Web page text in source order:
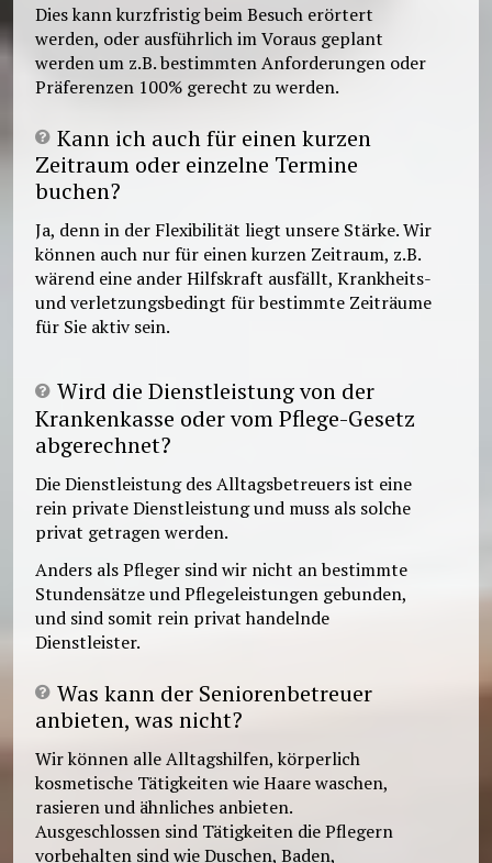
Dies kann kurzfristig beim Besuch erörtert
werden, oder ausführlich im Voraus geplant
werden um z.B. bestimmten Anforderungen oder
Präferenzen 100% gerecht zu werden.
Kann ich auch für einen kurzen
Zeitraum oder einzelne Termine
buchen?
Ja, denn in der Flexibilität liegt unsere Stärke. Wir
können auch nur für einen kurzen Zeitraum, z.B.
wärend eine ander Hilfskraft ausfällt, Krankheits-
und verletzungsbedingt für bestimmte Zeiträume
für Sie aktiv sein.
Wird die Dienstleistung von der
Krankenkasse oder vom Pflege-Gesetz
abgerechnet?
Die Dienstleistung des Alltagsbetreuers ist eine
rein private Dienstleistung und muss als solche
privat getragen werden.
Anders als Pfleger sind wir nicht an bestimmte
Stundensätze und Pflegeleistungen gebunden,
und sind somit rein privat handelnde
Dienstleister.
Was kann der Seniorenbetreuer
anbieten, was nicht?
Wir können alle Alltagshilfen, körperlich
kosmetische Tätigkeiten wie Haare waschen,
rasieren und ähnliches anbieten.
Ausgeschlossen sind Tätigkeiten die Pflegern
vorbehalten sind wie Duschen, Baden,